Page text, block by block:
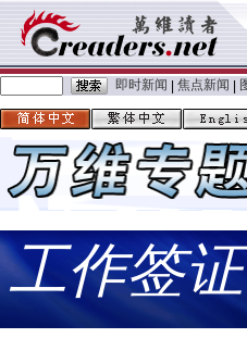
即时新闻 焦点新闻
工作签